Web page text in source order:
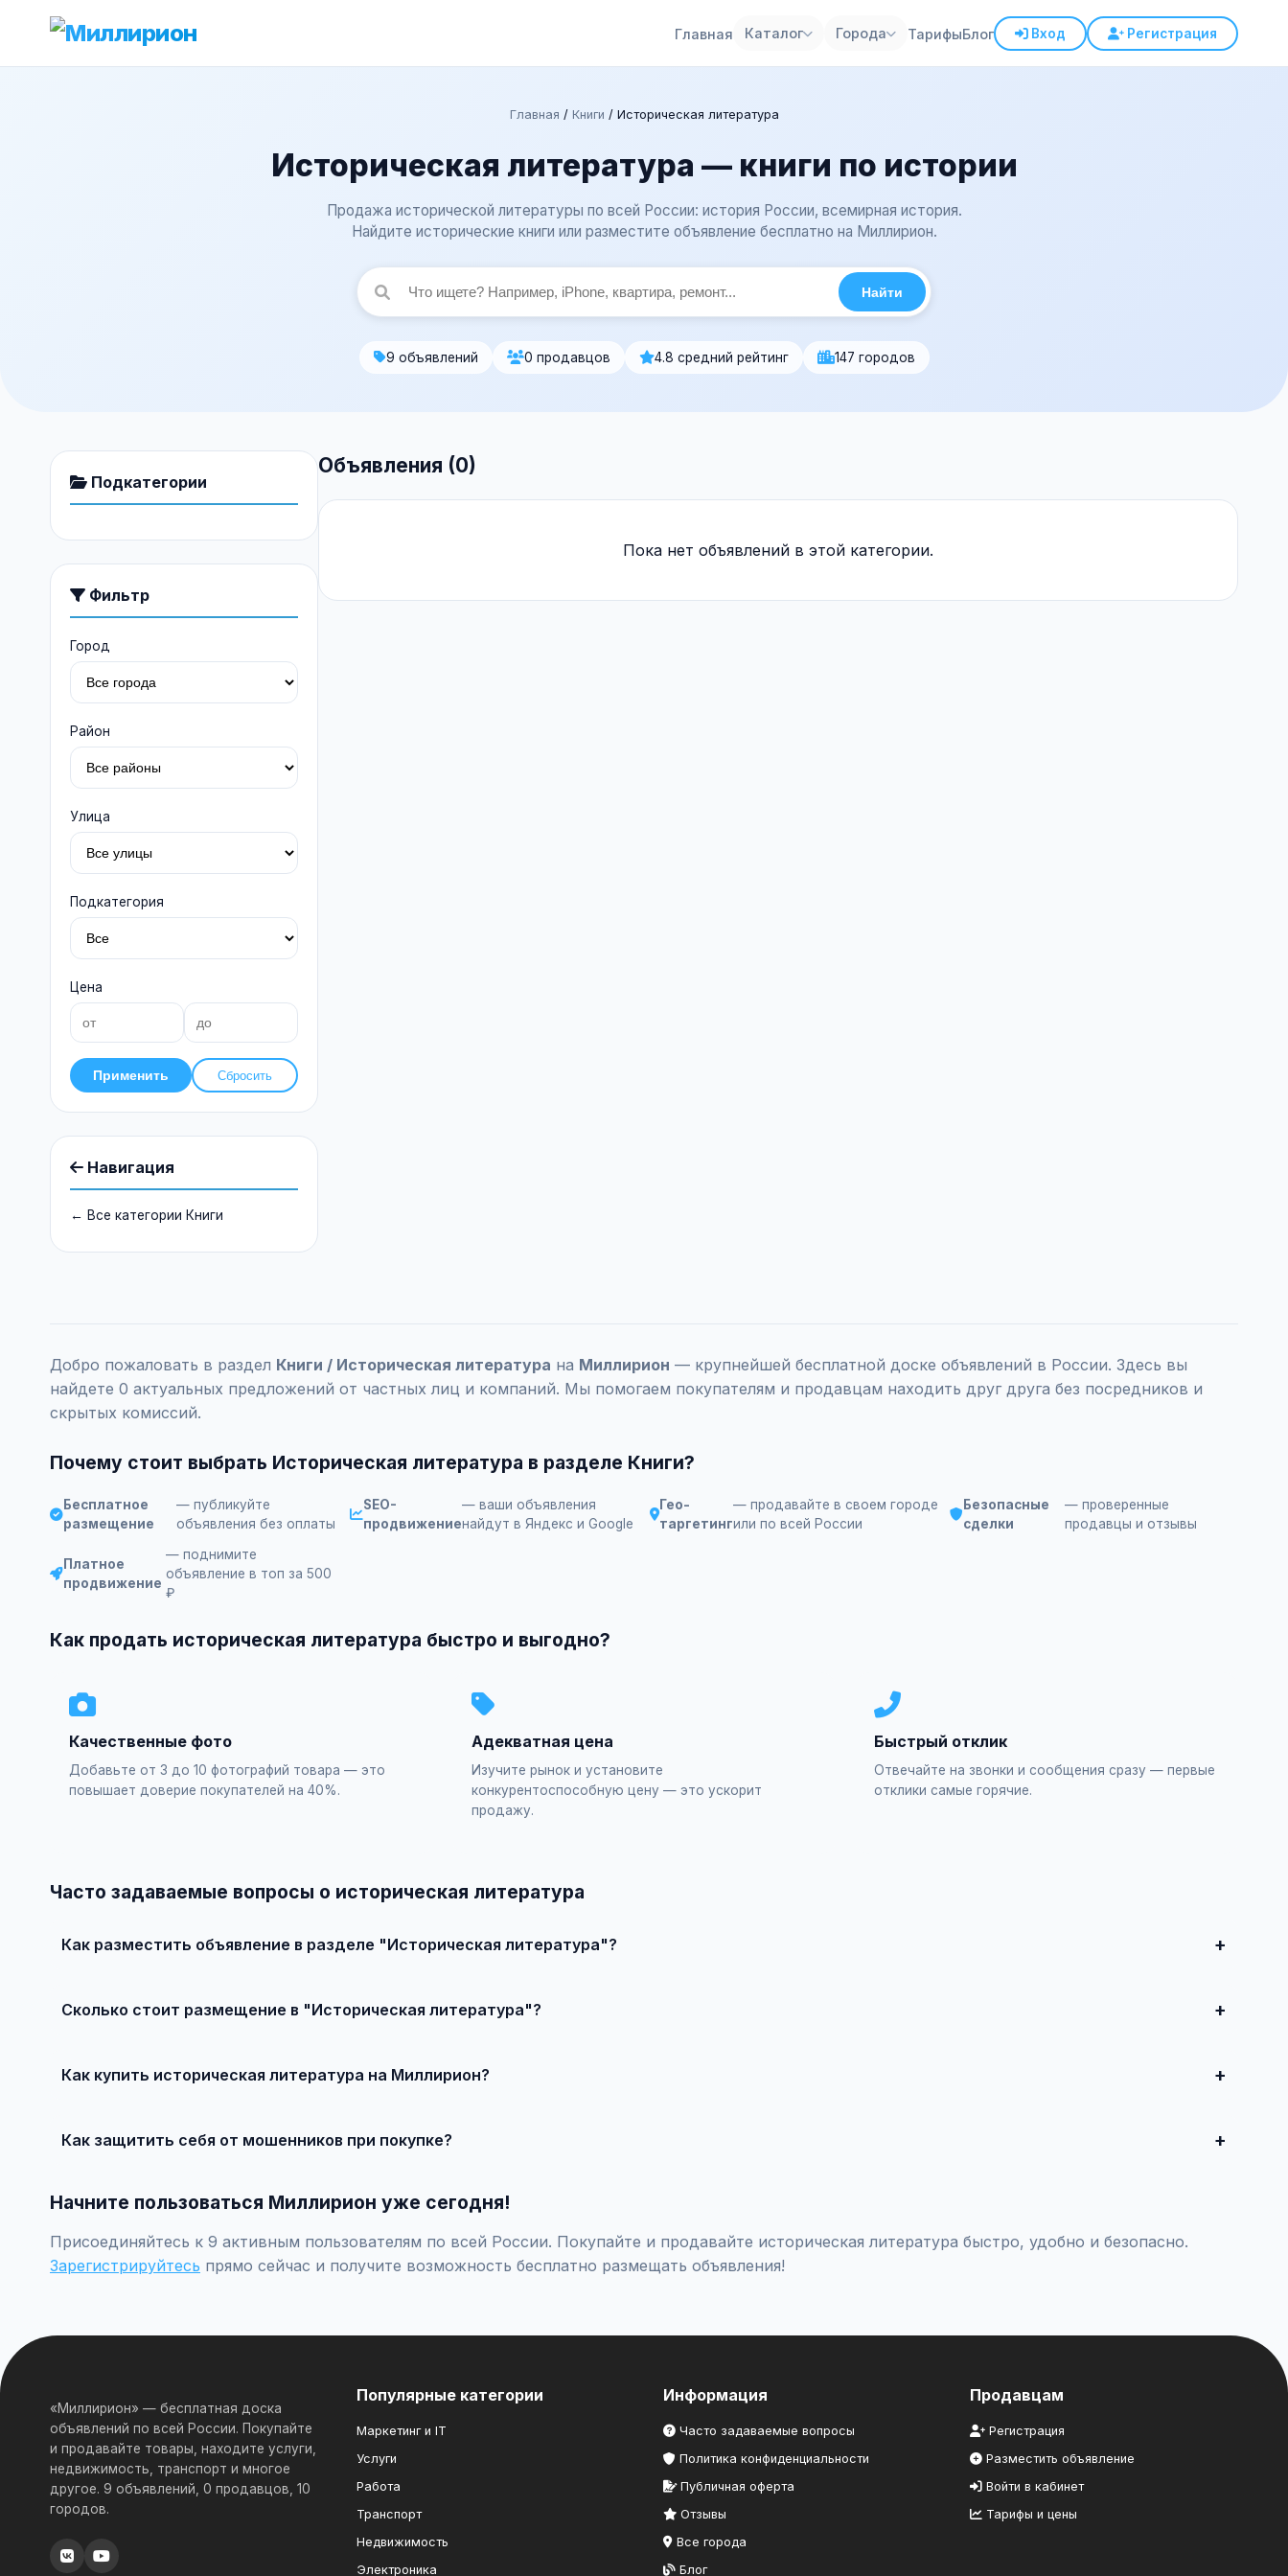
Главная Каталог Города ТарифыБлог Вход Регистрация
Главная / Книги / Историческая литература
Историческая литература — книги по истории
Продажа исторической литературы по всей России: история России, всемирная история.
Найдите исторические книги или разместите объявление бесплатно на Миллирион.
Найти
9 объявлений 0 продавцов 4.8 средний рейтинг 147 городов
Подкатегории
Фильтр
Город
Район
Улица
Подкатегория
Цена
Применить Сбросить
Навигация
← Все категории Книги
Объявления (0)
Пока нет объявлений в этой категории.
Добро пожаловать в раздел Книги / Историческая литература на Миллирион — крупнейшей бесплатной доске объявлений в России. Здесь вы
найдете 0 актуальных предложений от частных лиц и компаний. Мы помогаем покупателям и продавцам находить друг друга без посредников и
скрытых комиссий.
Почему стоит выбрать Историческая литература в разделе Книги?
Бесплатное
размещение
— публикуйте
объявления без оплаты
SEO-
продвижение
— ваши объявления
найдут в Яндекс и Google
Гео-
таргетинг
— продавайте в своем городе
или по всей России
Безопасные
сделки
— проверенные
продавцы и отзывы
Платное
продвижение
— поднимите
объявление в топ за 500
₽
Как продать историческая литература быстро и выгодно?
Качественные фото
Добавьте от 3 до 10 фотографий товара — это
повышает доверие покупателей на 40%.
Адекватная цена
Изучите рынок и установите
конкурентоспособную цену — это ускорит
продажу.
Быстрый отклик
Отвечайте на звонки и сообщения сразу — первые
отклики самые горячие.
Часто задаваемые вопросы о историческая литература
Как разместить объявление в разделе "Историческая литература"?
Сколько стоит размещение в "Историческая литература"?
Как купить историческая литература на Миллирион?
Как защитить себя от мошенников при покупке?
Начните пользоваться Миллирион уже сегодня!
Присоединяйтесь к 9 активным пользователям по всей России. Покупайте и продавайте историческая литература быстро, удобно и безопасно.
Зарегистрируйтесь прямо сейчас и получите возможность бесплатно размещать объявления!
«Миллирион» — бесплатная доска
объявлений по всей России. Покупайте
и продавайте товары, находите услуги,
недвижимость, транспорт и многое
другое. 9 объявлений, 0 продавцов, 10
городов.
Популярные категории
Маркетинг и IT
Услуги
Работа
Транспорт
Недвижимость
Электроника
Информация
Часто задаваемые вопросы
Политика конфиденциальности
Публичная оферта
Отзывы
Все города
Блог
Продавцам
Регистрация
Разместить объявление
Войти в кабинет
Тарифы и цены